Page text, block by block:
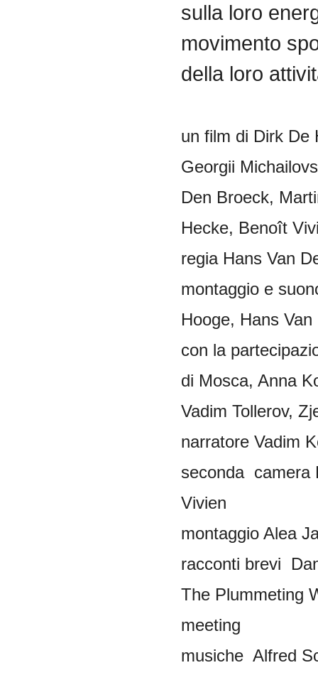
sulla loro
movimento
della loro
un film di Dirk De
Georgii
Den Broeck,
Hecke, Benoît
regiaHans Van
montaggio e
Hooge, Hans
con la
di Mosca, Anna
Vadim Tollerov,
narratore Vadim
secondacamera
Vivien
montaggio Alea
racconti brevi
The Plummeting
meeting
musiche Alfred